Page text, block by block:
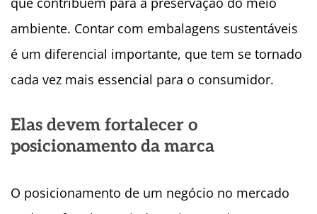
ambiente. Contar com embalagens sustentáveis
é um diferencial importante, que tem se tornado
cada vez mais essencial para o consumidor.
Elas devem fortalecer o
posicionamento da marca
O posicionamento de um negócio no mercado